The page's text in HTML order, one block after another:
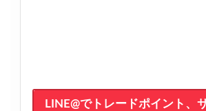
LINE@でトレードポイント、